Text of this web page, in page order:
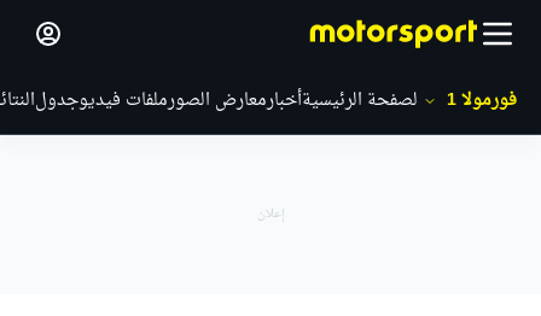
فورمولا 1 الصفحة الرئيسيةأخبارمعارض الصورملفات فيديوجدول